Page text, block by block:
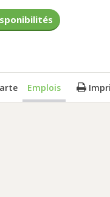
Emplois